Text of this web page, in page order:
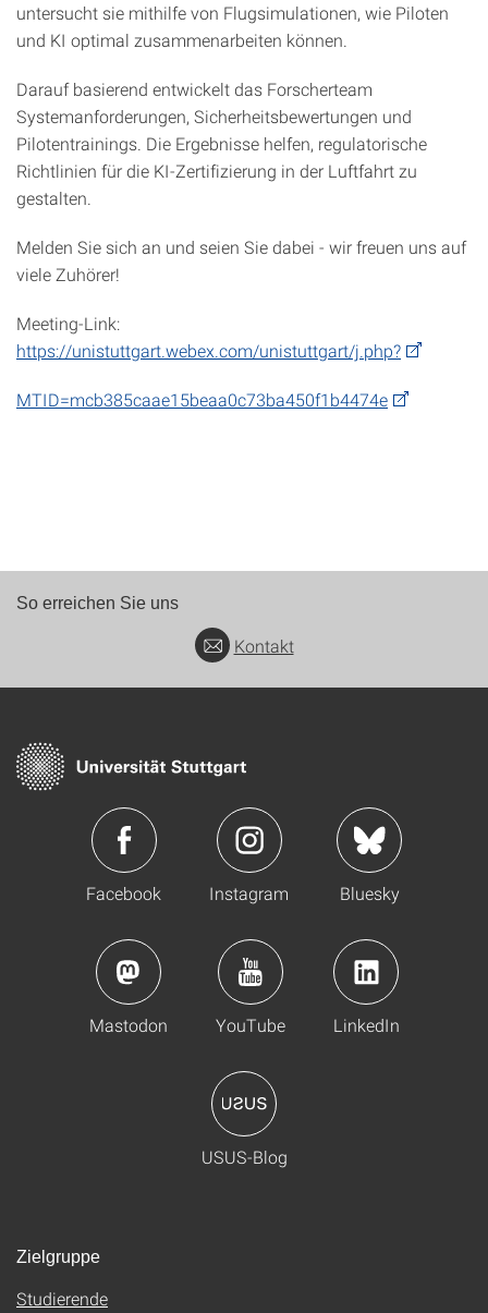
untersucht sie mithilfe von Flugsimulationen, wie Piloten
und KI optimal zusammenarbeiten können.
Darauf basierend entwickelt das Forscherteam
Systemanforderungen, Sicherheitsbewertungen und
Pilotentrainings. Die Ergebnisse helfen, regulatorische
Richtlinien für die KI-Zertifizierung in der Luftfahrt zu
gestalten.
Melden Sie sich an und seien Sie dabei - wir freuen uns auf
viele Zuhörer!
Meeting-Link:
https://unistuttgart.webex.com/unistuttgart/j.php?
MTID=mcb385caae15beaa0c73ba450f1b4474e
So erreichen Sie uns
Kontakt
Facebook Instagram Bluesky
Mastodon YouTube LinkedIn
USUS-Blog
Zielgruppe
Studierende